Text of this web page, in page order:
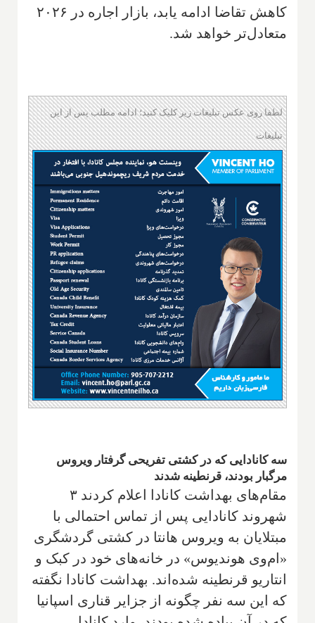
کاهش تقاضا ادامه یابد، بازار اجاره در ۲۰۲۶
متعادل‌تر خواهد شد.
لطفا روی عکس تبلیغات زیر کلیک کنید؛ ادامه مطلب پس از این
تبلیغات
سه کانادایی که در کشتی تفریحی گرفتار ویروس
مرگبار بودند، قرنطینه شدند
مقام‌های بهداشت کانادا اعلام کردند ۳
شهروند کانادایی پس از تماس احتمالی با
مبتلایان به ویروس هانتا در کشتی گردشگری
«ام‌وی هوندیوس» در خانه‌های خود در کبک و
انتاریو قرنطینه شده‌اند. بهداشت کانادا نگفته
که این سه نفر چگونه از جزایر قناری اسپانیا